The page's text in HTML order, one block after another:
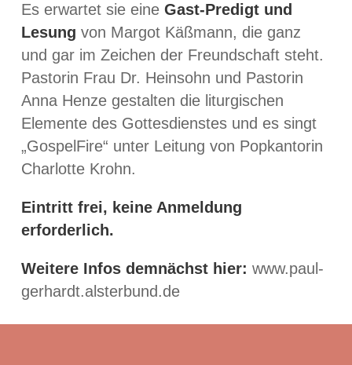
Es erwartet sie eine Gast-Predigt und
Lesung von Margot Käßmann, die ganz
und gar im Zeichen der Freundschaft steht.
Pastorin Frau Dr. Heinsohn und Pastorin
Anna Henze gestalten die liturgischen
Elemente des Gottesdienstes und es singt
„GospelFire“ unter Leitung von Popkantorin
Charlotte Krohn.
Eintritt frei, keine Anmeldung
erforderlich.
Weitere Infos demnächst hier: www.paul-
gerhardt.alsterbund.de